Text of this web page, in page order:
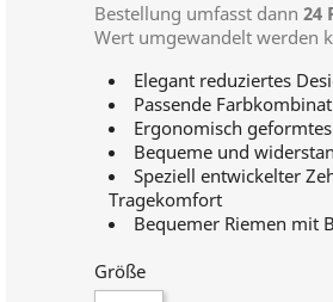
Bestellung umfasst dann 24
Wert umgewandelt werden
Elegant reduziertes
Passende
Ergonomisch
Bequeme und
Speziell entwickelter
Tragekomfort
Bequemer Riemen mit
Größe